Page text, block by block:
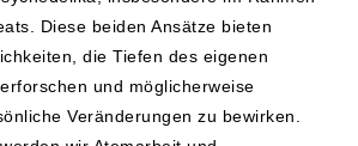
Diese beiden Ansätze bieten
die Tiefen des eigenen
und möglicherweise
Veränderungen zu bewirken.